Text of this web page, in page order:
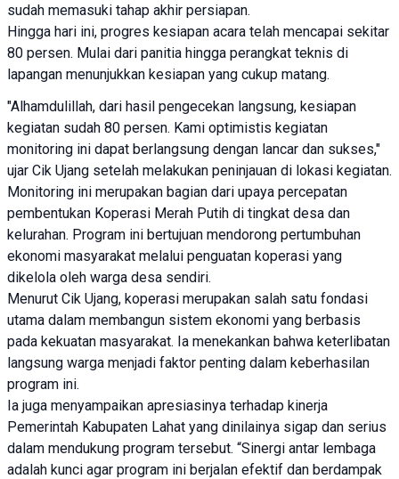
sudah memasuki tahap akhir persiapan.
Hingga hari ini, progres kesiapan acara telah mencapai sekitar
80 persen. Mulai dari panitia hingga perangkat teknis di
lapangan menunjukkan kesiapan yang cukup matang.
"Alhamdulillah, dari hasil pengecekan langsung, kesiapan
kegiatan sudah 80 persen. Kami optimistis kegiatan
monitoring ini dapat berlangsung dengan lancar dan sukses,"
ujar Cik Ujang setelah melakukan peninjauan di lokasi kegiatan.
Monitoring ini merupakan bagian dari upaya percepatan
pembentukan Koperasi Merah Putih di tingkat desa dan
kelurahan. Program ini bertujuan mendorong pertumbuhan
ekonomi masyarakat melalui penguatan koperasi yang
dikelola oleh warga desa sendiri.
Menurut Cik Ujang, koperasi merupakan salah satu fondasi
utama dalam membangun sistem ekonomi yang berbasis
pada kekuatan masyarakat. Ia menekankan bahwa keterlibatan
langsung warga menjadi faktor penting dalam keberhasilan
program ini.
Ia juga menyampaikan apresiasinya terhadap kinerja
Pemerintah Kabupaten Lahat yang dinilainya sigap dan serius
dalam mendukung program tersebut. “Sinergi antar lembaga
adalah kunci agar program ini berjalan efektif dan berdampak